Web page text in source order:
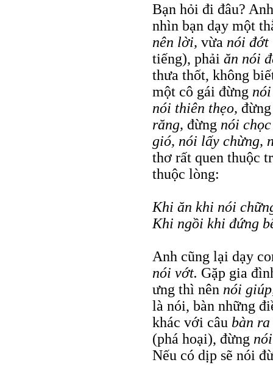
Bạn hỏi đi đâu?
nhìn bạn dạy một
nên lời, vừa nói đớt
tiếng), phải ăn nói
thưa thốt, không
một cô gái đừng
nói thiên thẹo,
răng, đừng nói
gió, nói lấy chừng,
thơ rất quen thuộc
thuộc lòng:
Khi ăn khi nói
Khi ngồi khi đứng
Anh cũng lại dạy
nói vớt. Gặp gia
ưng thì nên nói
là nói, bàn những
khác với câu bàn
(phá hoại), đừng
Nếu có dịp sẽ nói